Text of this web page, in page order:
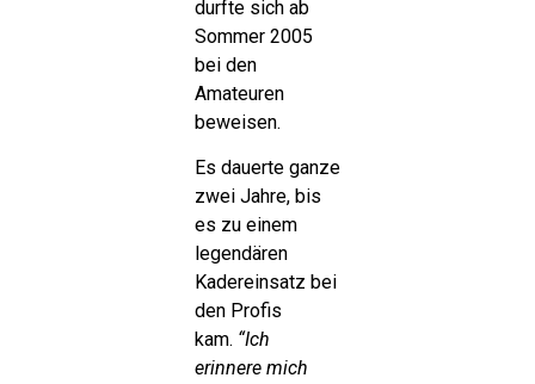
durfte sich ab
Sommer 2005
bei den
Amateuren
beweisen.
Es dauerte ganze
zwei Jahre, bis
es zu einem
legendären
Kadereinsatz bei
den Profis
kam. “Ich
erinnere mich